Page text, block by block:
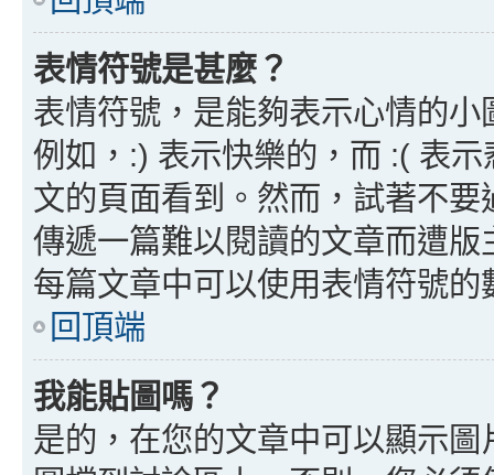
表情符號是甚麼？
表情符號，是能夠表示心情的
例如，:) 表示快樂的，而 :( 表
文的頁面看到。然而，試著不
傳遞一篇難以閱讀的文章而遭
每篇文章中可以使用表情符號的
回頂端
我能貼圖嗎？
是的，在您的文章中可以顯示